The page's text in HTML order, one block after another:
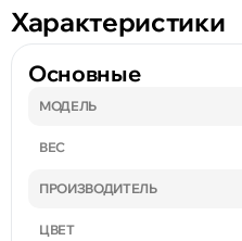
Характеристики
Основные
МОДЕЛЬ
ВЕС
ПРОИЗВОДИТЕЛЬ
ЦВЕТ